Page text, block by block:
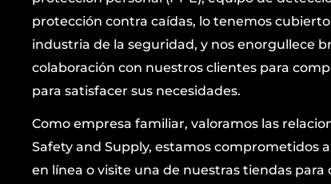
protección contra caídas, lo tenemos
industria de la seguridad, y nos enorgullece
colaboración con nuestros clientes para
para satisfacer sus necesidades.
Como empresa familiar, valoramos las
Safety and Supply, estamos comprometidos
en línea o visite una de nuestras tiendas